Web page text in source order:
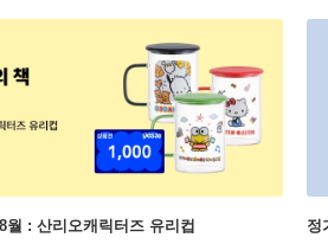
월 : 산리오캐릭터즈 유리컵 정